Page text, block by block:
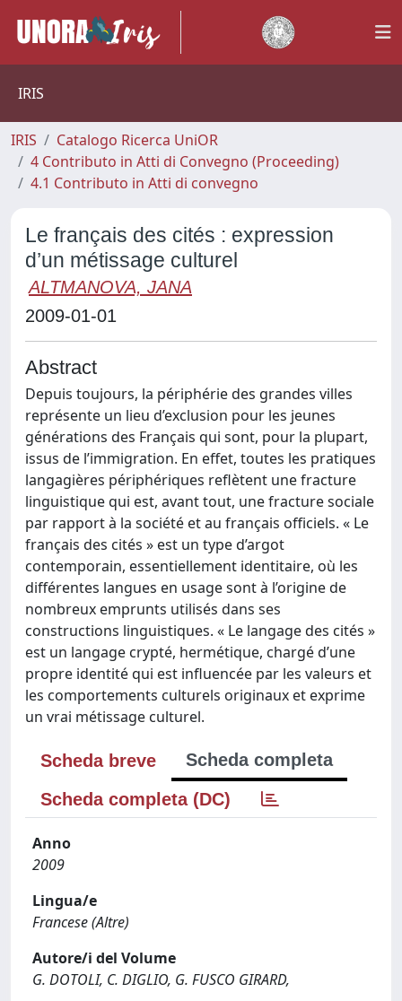
IRIS
IRIS
Catalogo Ricerca UniOR
4 Contributo in Atti di Convegno (Proceeding)
4.1 Contributo in Atti di convegno
Le français des cités : expression
d’un métissage culturel
ALTMANOVA, JANA
2009-01-01
Abstract
Depuis toujours, la périphérie des grandes villes
représente un lieu d’exclusion pour les jeunes
générations des Français qui sont, pour la plupart,
issus de l’immigration. En effet, toutes les pratiques
langagières périphériques reflètent une fracture
linguistique qui est, avant tout, une fracture sociale
par rapport à la société et au français officiels. « Le
français des cités » est un type d’argot
contemporain, essentiellement identitaire, où les
différentes langues en usage sont à l’origine de
nombreux emprunts utilisés dans ses
constructions linguistiques. « Le langage des cités »
est un langage crypté, hermétique, chargé d’une
propre identité qui est influencée par les valeurs et
les comportements culturels originaux et exprime
un vrai métissage culturel.
Scheda breve
Scheda completa
Scheda completa (DC)
Anno
2009
Lingua/e
Francese (Altre)
Autore/i del Volume
G. DOTOLI, C. DIGLIO, G. FUSCO GIRARD,